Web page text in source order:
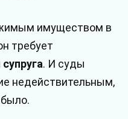
имуществом в
требует
. И суды
недействительным,
было.